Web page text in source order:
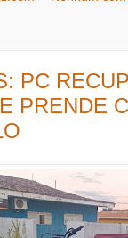
PC
PRENDE